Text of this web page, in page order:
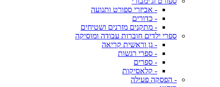
- אביזרי ספורט ותנועה
- כדורים
- מתקנים מזרנים ושטיחים
ספרי ילדים חוברות עבודה ומוסיקה
- גן וראשית קריאה
- ספרי רגשות
- ספרים
- קלאסיקות
- הפסקה פעילה